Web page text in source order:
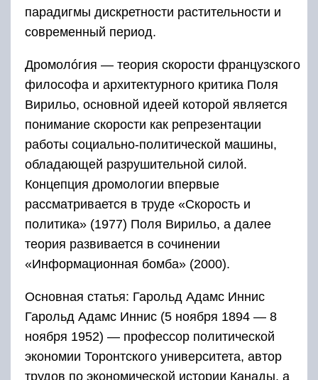
парадигмы дискретности растительности и
современный период.
Дромолóгия — теория скорости французского
философа и архитектурного критика Поля
Вирильо, основной идеей которой является
понимание скорости как репрезентации
работы социально-политической машины,
обладающей разрушительной силой.
Концепция дромологии впервые
рассматривается в труде «Скорость и
политика» (1977) Поля Вирильо, а далее
теория развивается в сочинении
«Информационная бомба» (2000).
Основная статья: Гарольд Адамс Иннис
Гарольд Адамс Иннис (5 ноября 1894 — 8
ноября 1952) — профессор политической
экономии Торонтского университета, автор
трудов по экономической истории Канады, а